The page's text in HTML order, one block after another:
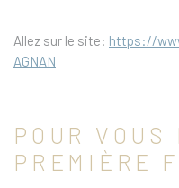
Allez sur le site: https://
AGNAN
POUR
PREMIÈRE